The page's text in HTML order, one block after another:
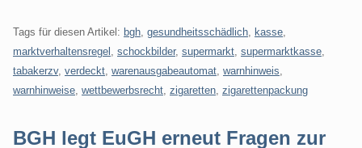
Tags für diesen Artikel: bgh gesundheitsschädlich kasse
marktverhaltensregel
schockbilder, supermarkt supermarktkasse
tabakerzv, verdeckt warenausgabeautomat warnhinweis
warnhinweise wettbewerbsrecht zigaretten zigarettenpackung
BGH legt EuGH erneut Fragen zur